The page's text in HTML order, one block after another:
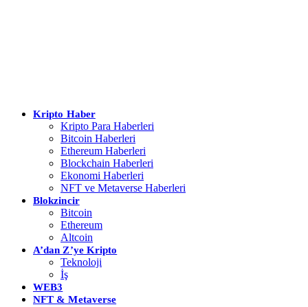
Kripto Haber
Kripto Para Haberleri
Bitcoin Haberleri
Ethereum Haberleri
Blockchain Haberleri
Ekonomi Haberleri
NFT ve Metaverse Haberleri
Blokzincir
Bitcoin
Ethereum
Altcoin
A’dan Z’ye Kripto
Teknoloji
İş
WEB3
NFT & Metaverse